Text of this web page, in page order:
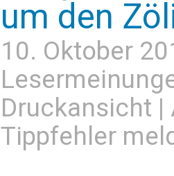
um den
10. Oktober
Druckansicht |
Tippfehler